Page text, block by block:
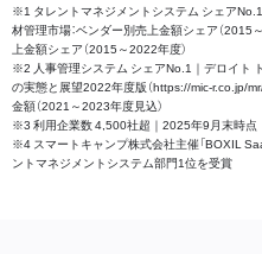
※1 タレントマネジメントシステム シェアNo.1
材管理市場：ベンダー別売上金額シェア（2015
上金額シェア（2015～2022年度）
※2 人事管理システム シェアNo.1｜デロイト
の実態と展望2022年度版（https://mic-r.co.jp/
金額（2021～2023年度見込）
※3 利用企業数 4,500社超｜2025年9月末時点
※4 スマートキャンプ株式会社主催「BOXIL
ントマネジメントシステム部門1位を受賞